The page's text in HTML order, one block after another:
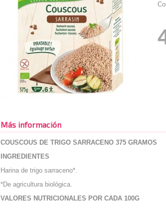
Más información
COUSCOUS DE TRIGO SARRACENO 375 GRAMOS
INGREDIENTES
Harina de trigo sarraceno*.
*De agricultura biológica.
VALORES NUTRICIONALES POR CADA 100G